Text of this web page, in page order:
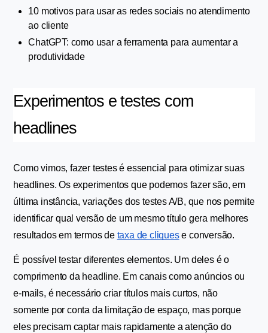
10 motivos para usar as redes sociais no atendimento
ao cliente
ChatGPT: como usar a ferramenta para aumentar a
produtividade
Experimentos e testes com
headlines
Como vimos, fazer testes é essencial para otimizar suas
headlines. Os experimentos que podemos fazer são, em
última instância, variações dos testes A/B, que nos permite
identificar qual versão de um mesmo título gera melhores
resultados em termos de taxa de cliques e conversão.
É possível testar diferentes elementos. Um deles é o
comprimento da headline. Em canais como anúncios ou
e-mails, é necessário criar títulos mais curtos, não
somente por conta da limitação de espaço, mas porque
eles precisam captar mais rapidamente a atenção do